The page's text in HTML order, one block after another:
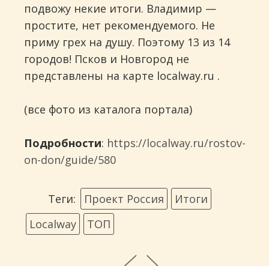
подвожу некие итоги. Владимир —
простите, нет рекомендуемого. Не
приму грех на душу. Поэтому 13 из 14
городов! Псков и Новгород не
представлены на карте localway.ru .
(все фото из каталога портала)
Подробности: https://localway.ru/rostov-
on-don/guide/580
Теги: Проект Россия
Итоги
Loсalway
ТОП